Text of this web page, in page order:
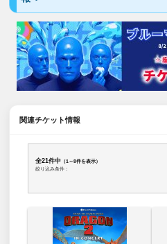
関連チケット情報
全21件中 （1～8件を表示）
絞り込み条件：